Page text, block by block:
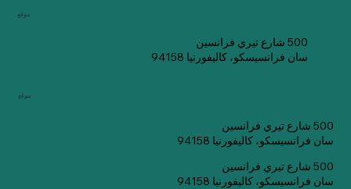
موقع
500 شارع تيري فرانسين
سان فرانسيسكو، كاليفورنيا 94158
موقع
500 شارع تيري فرانسين
سان فرانسيسكو، كاليفورنيا 94158
500 شارع تيري فرانسين
سان فرانسيسكو، كاليفورنيا 94158